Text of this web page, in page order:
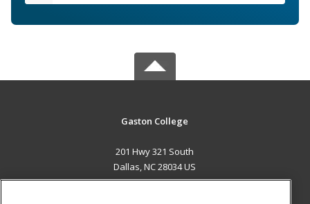
Gaston College
201 Hwy 321 South
Dallas, NC 28034 US